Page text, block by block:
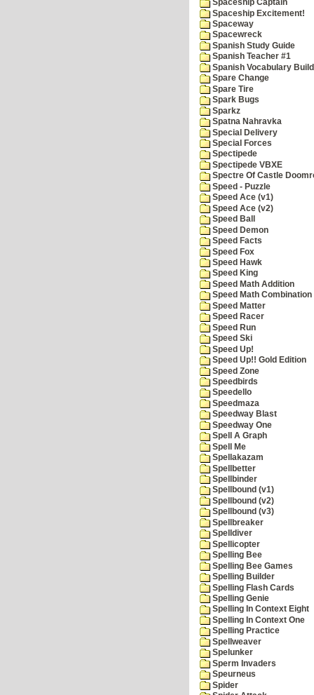
Spaceship Captain
Spaceship Excitement!
Spaceway
Spacewreck
Spanish Study Guide
Spanish Teacher #1
Spanish Vocabulary
Spare Change
Spare Tire
Spark Bugs
Sparkz
Spatna Nahravka
Special Delivery
Special Forces
Spectipede
Spectipede VBXE
Spectre Of Castle
Speed - Puzzle
Speed Ace (v1)
Speed Ace (v2)
Speed Ball
Speed Demon
Speed Facts
Speed Fox
Speed Hawk
Speed King
Speed Math Addition
Speed Math Combination
Speed Matter
Speed Racer
Speed Run
Speed Ski
Speed Up!
Speed Up!! Gold Edition
Speed Zone
Speedbirds
Speedello
Speedmaza
Speedway Blast
Speedway One
Spell A Graph
Spell Me
Spellakazam
Spellbetter
Spellbinder
Spellbound (v1)
Spellbound (v2)
Spellbound (v3)
Spellbreaker
Spelldiver
Spellicopter
Spelling Bee
Spelling Bee Games
Spelling Builder
Spelling Flash Cards
Spelling Genie
Spelling In Context Eight
Spelling In Context One
Spelling Practice
Spellweaver
Spelunker
Sperm Invaders
Speurneus
Spider